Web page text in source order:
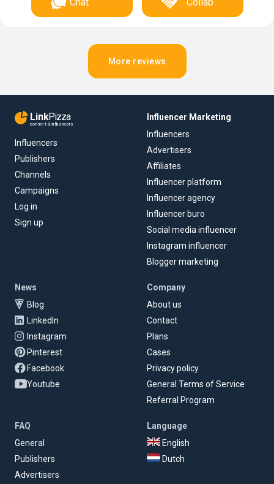
More reviews
LinkPizza
content & influencers
Influencers
Publishers
Channels
Campaigns
Log in
Sign up
Influencer Marketing
Influencers
Advertisers
Affiliates
Influencer platform
Influencer agency
Influencer buro
Social media influencer
Instagram influencer
Blogger marketing
News
Blog
LinkedIn
Instagram
Pinterest
Facebook
Youtube
Company
About us
Contact
Plans
Cases
Privacy policy
General Terms of Service
Referral Program
FAQ
General
Publishers
Advertisers
Language
English
Dutch